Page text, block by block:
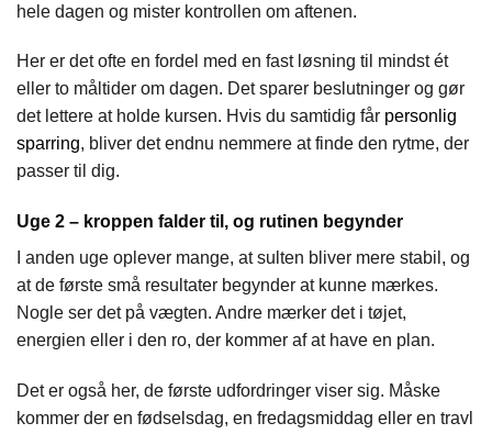
hele dagen og mister kontrollen om aftenen.
Her er det ofte en fordel med en fast løsning til mindst ét
eller to måltider om dagen. Det sparer beslutninger og gør
det lettere at holde kursen. Hvis du samtidig får personlig
sparring, bliver det endnu nemmere at finde den rytme, der
passer til dig.
Uge 2 – kroppen falder til, og rutinen begynder
I anden uge oplever mange, at sulten bliver mere stabil, og
at de første små resultater begynder at kunne mærkes.
Nogle ser det på vægten. Andre mærker det i tøjet,
energien eller i den ro, der kommer af at have en plan.
Det er også her, de første udfordringer viser sig. Måske
kommer der en fødselsdag, en fredagsmiddag eller en travl